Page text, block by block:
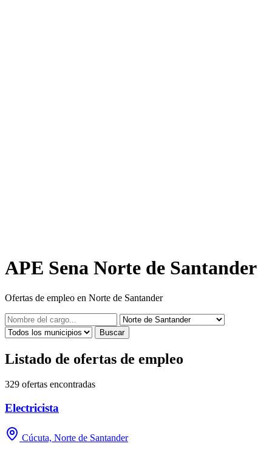
APE Sena Norte de Santander
Ofertas de empleo en Norte de Santander
Buscar
Listado de ofertas de empleo
329 ofertas encontradas
Electricista
Cúcuta, Norte de Santander